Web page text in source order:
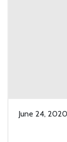
June 24, 2020